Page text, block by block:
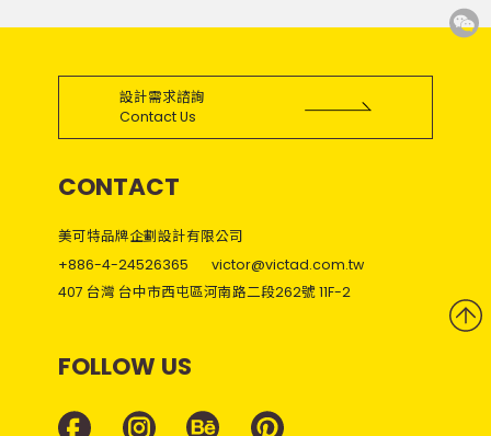
設計需求諮詢
Contact Us
CONTACT
美可特品牌企劃設計有限公司
+886-4-24526365
victor@victad.com.tw
407 台灣 台中市西屯區河南路二段262號 11F-2
FOLLOW US